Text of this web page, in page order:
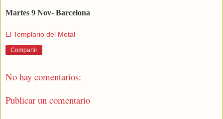
Martes 9 Nov- Barcelona
El Templario del Metal
Compartir
No hay comentarios:
Publicar un comentario